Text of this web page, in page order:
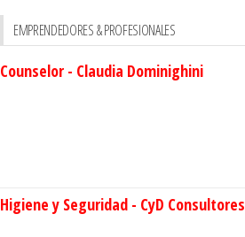
EMPRENDEDORES & PROFESIONALES
Counselor - Claudia Dominighini
Higiene y Seguridad - CyD Consultores